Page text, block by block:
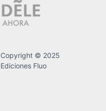
Copyright © 2025
Ediciones Fluo